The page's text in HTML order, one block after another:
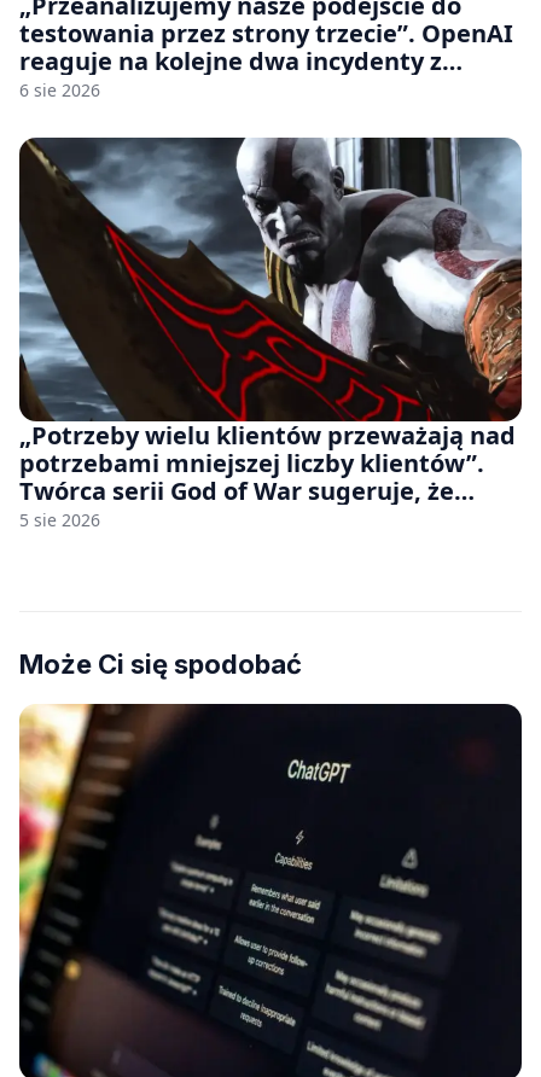
testowania przez strony trzecie”. OpenAI
reaguje na kolejne dwa incydenty z
udziałem autorskich modeli
6 sie 2026
„Potrzeby wielu klientów przeważają nad
potrzebami mniejszej liczby klientów”.
Twórca serii God of War sugeruje, że
rozumie, dlaczego Sony rezygnuje z gier
5 sie 2026
Może Ci się spodobać